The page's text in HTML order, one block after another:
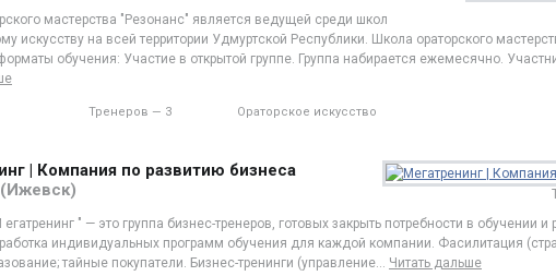
мастерства "Резонанс" является ведущей среди школ
искусству на всей территории Удмуртской Республики. Школа ораторского
обучения: Участие в открытой группе. Группа набирается ежемесячно.
Тренеров — 3 Ораторское искусство
| Компания по развитию бизнеса
(Ижевск)
" — это группа бизнес-тренеров, готовых закрыть потребности в обучении
индивидуальных программ обучения для каждой компании. Фасилитация
тайные покупатели. Бизнес-тренинги (управление… Читать дальше